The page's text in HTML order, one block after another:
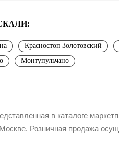
Красностоп Золотовский
Монтупульчано
в каталоге
Розничная продажа